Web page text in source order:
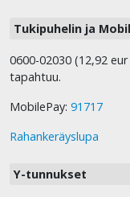
Tukipuhelin ja
0600-02030 (12,92
tapahtuu.
MobilePay: 91717
Rahankeräyslupa
Y-tunnukset